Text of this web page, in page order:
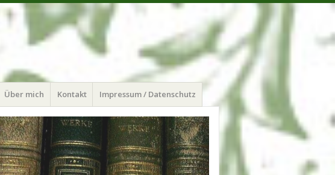
Über mich Kontakt Impressum / Datenschutz